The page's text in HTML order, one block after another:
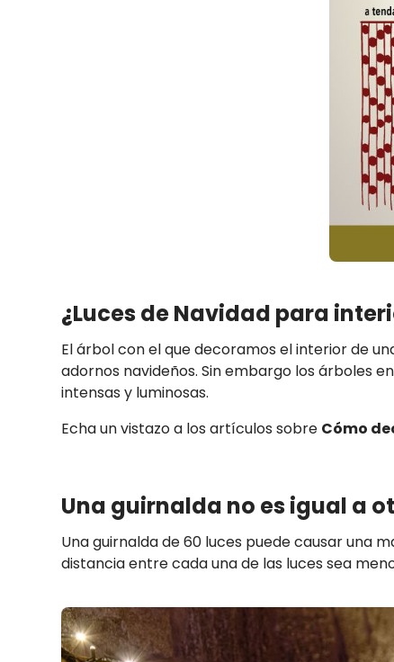
¿Luces de Navidad para
El árbol con el que decoramos el interior de
adornos navideños. Sin embargo los árboles
intensas y luminosas.
Echa un vistazo a los artículos sobre Cómo
Una guirnalda no es igual a
Una guirnalda de 60 luces puede causar una
distancia entre cada una de las luces sea